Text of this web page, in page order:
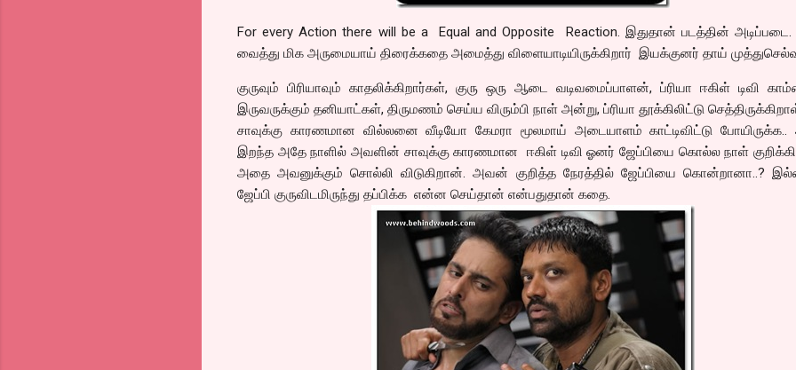
For every Action there will be a Equal and Opposite Reaction. இதுதான் படத்தின்
வைத்து மிக அருமையாய் திரைக்கதை அமைத்து விளையாடியிருக்கிறார் இயக்குனர் தாய்
குருவும் பிரியாவும் காதலிக்கிறார்கள், குரு ஒரு ஆடை வடிவமைப்பாளன், ப்ரியா ஈகிள் டிவி
இருவருக்கும் தனியாட்கள், திருமணம் செய்ய விரும்பி நாள் அன்று, ப்ரியா தூக்கிலிட்டு
சாவுக்கு காரணமான வில்லனை வீடியோ கேமரா மூலமாய் அடையாளம் காட்டிவிட்டு
இறந்த அதே நாளில் அவளின் சாவுக்கு காரணமான ஈகிள் டிவி ஓனர் ஜேப்பியை கொல்ல நாள்
அதை அவனுக்கும் சொல்லி விடுகிறான். அவன் குறித்த நேரத்தில் ஜேப்பியை கொன்றானா..?
ஜேப்பி குருவிடமிருந்து தப்பிக்க என்ன செய்தான் என்பதுதான் கதை.